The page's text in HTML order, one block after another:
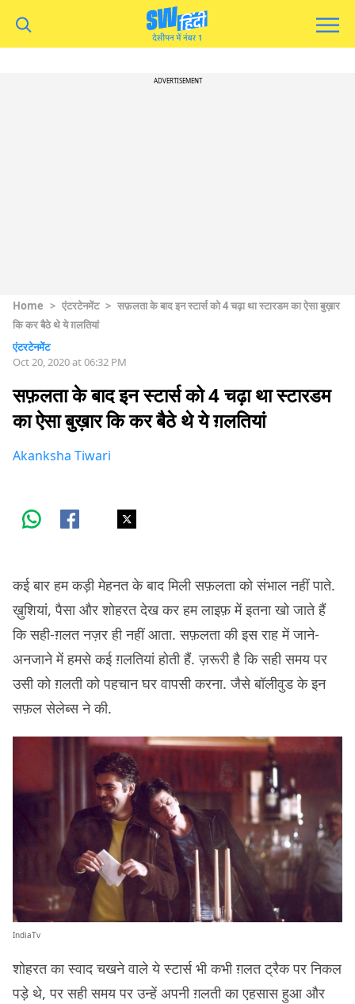
ADVERTISEMENT
Home > एंटरटेनमेंट > सफ़लता के बाद इन स्टार्स को 4 चढ़ा था स्टारडम का ऐसा बुख़ार
कि कर बैठे थे ये ग़लतियां
एंटरटेनमेंट
Oct 20, 2020 at 06:32 PM
सफ़लता के बाद इन स्टार्स को 4 चढ़ा था स्टारडम
का ऐसा बुख़ार कि कर बैठे थे ये ग़लतियां
Akanksha Tiwari
कई बार हम कड़ी मेहनत के बाद मिली सफ़लता को संभाल नहीं पाते.
ख़ुशियां, पैसा और शोहरत देख कर हम लाइफ़ में इतना खो जाते हैं
कि सही-ग़लत नज़र ही नहीं आता. सफ़लता की इस राह में जाने-
अनजाने में हमसे कई ग़लतियां होती हैं. ज़रूरी है कि सही समय पर
उसी को ग़लती को पहचान घर वापसी करना. जैसे बॉलीवुड के इन
सफ़ल सेलेब्स ने की.
IndiaTv
शोहरत का स्वाद चखने वाले ये स्टार्स भी कभी ग़लत ट्रैक पर निकल
पड़े थे, पर सही समय पर उन्हें अपनी ग़लती का एहसास हुआ और